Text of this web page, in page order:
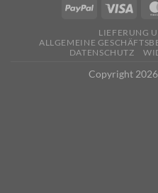
LIEFERUNG
ALLGEMEINE
DATENSCHUTZ
Copyright